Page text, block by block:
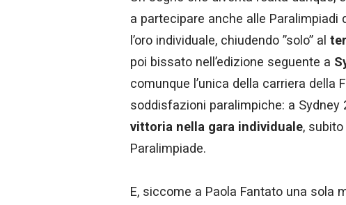
a partecipare anche alle Paralimpiadi
l’oro individuale, chiudendo ”solo” al
poi bissato nell’edizione seguente a
comunque l’unica della carriera della
soddisfazioni paralimpiche: a Sydney
vittoria nella gara individuale, subito
Paralimpiade.
E, siccome a Paola Fantato una sola